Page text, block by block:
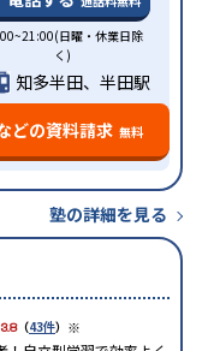
日曜・休業日除
く)
知多半田、半田駅
どの資料請求 無料
塾の詳細を見る
3.8（43件） ※